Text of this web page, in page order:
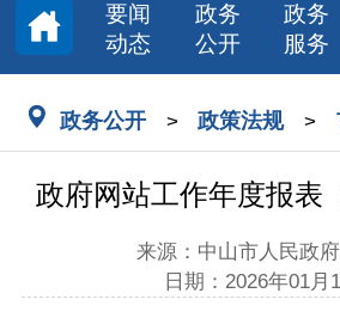
要闻
动态
政务
公开
政务
服务
政务公开 > 政策法规 >
政府网站工作年度报表
来源：中山市人民政
日期：2026年01月